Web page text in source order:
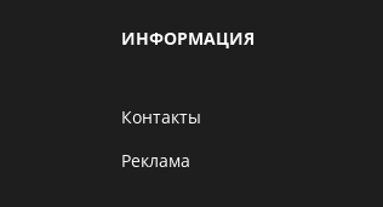
ИНФОРМАЦИЯ
Контакты
Реклама